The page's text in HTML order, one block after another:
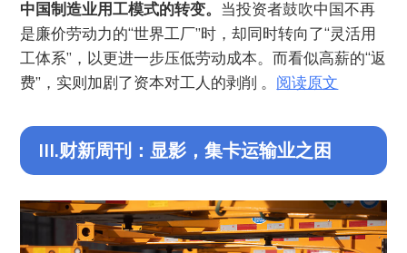
中国制造业用工模式的转变。 当投资者鼓吹中国不再
是廉价劳动力的“世界工厂”时，却同时转向了“灵活用
工体系”，以更进一步压低劳动成本。而看似高薪的“返
费”，实则加剧了资本对工人的剥削 。 阅读原文
III.财新周刊：显影，集卡运输业之困